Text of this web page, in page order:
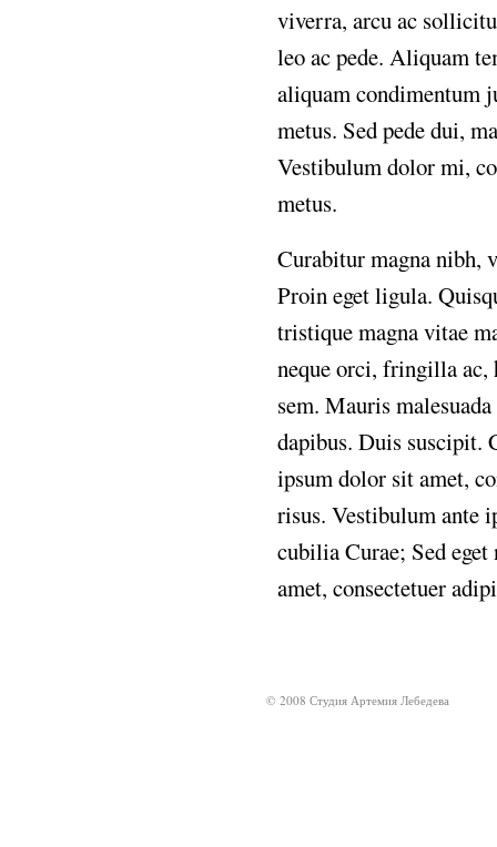
viverra, arcuac
leoacpede. Aliquam
aliquamcondimentum
metus. Sedpededui,
Vestibulumdolormi,
metus.
Curabiturmagnanibh,
Proinegetligula.
tristiquemagnavitae
nequeorci, fringillaac,
sem. Maurismalesuada
dapibus. Duis suscipit.
ipsumdolor sitamet,
risus. Vestibulumante
cubiliaCurae; Sedeget
amet, consectetuer
© 2008 Студия Артемия Лебедева